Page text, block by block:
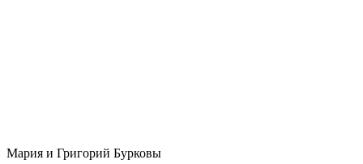
Мария и Григорий Бурковы